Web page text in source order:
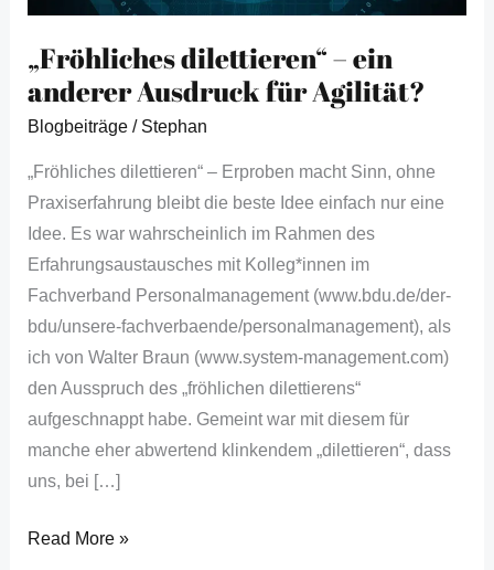
„Fröhliches dilettieren“ – ein
anderer Ausdruck für Agilität?
Blogbeiträge/ Stephan
„Fröhliches dilettieren“ – Erproben macht Sinn, ohne
Praxiserfahrung bleibt die beste Idee einfach nur eine
Idee. Es war wahrscheinlich im Rahmen des
Erfahrungsaustausches mit Kolleg*innen im
Fachverband Personalmanagement (www.bdu.de/der-
bdu/unsere-fachverbaende/personalmanagement), als
ich von Walter Braun (www.system-management.com)
den Ausspruch des „fröhlichen dilettierens“
aufgeschnappt habe. Gemeint war mit diesem für
manche eher abwertend klinkendem „dilettieren“, dass
uns, bei […]
Read More »